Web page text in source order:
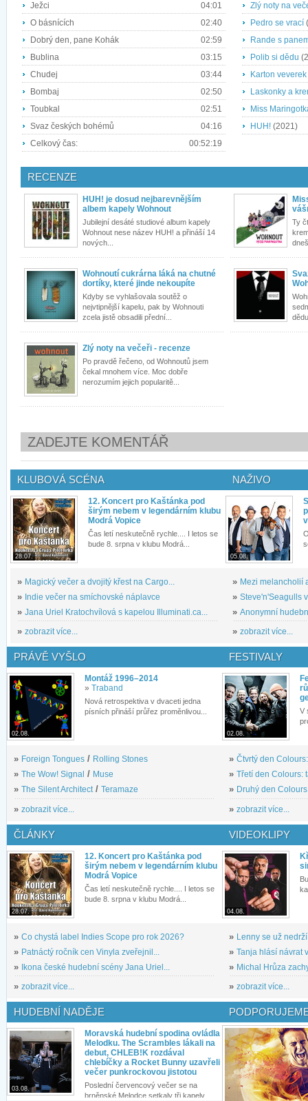
Ježci
04:01
O básnících
02:40
Dobrý den, pane Kohák
02:59
Bublina
03:15
Chudej
03:44
Bombaj
02:50
Toubkal
02:51
Svaz českých bohémů
04:16
Celkový čas:
00:52:19
Zlý noty na
Pedro se vrací
Rande s
Polib si dědu
Karton veverek
Laskonky a
Miss
HUH! (2021)
RECENZE
HUH! je dosud nejbarevnějším
albem kapely Wohnout
Jubilejní desáté studiové album kapely
Wohnout nese název HUH! a přináší 14
nových...
Ty
Wohnoutí cukrárna láká na chutné
dortíky, které jinde nekoupíte
Kdyby se vyhlašovala soutěž o
nejvtipnější kapelu, pak by Wohnouti
zcela jistě obsadili přední...
Zlý noty na večeři - recenze
Po pravdě řečeno, od Wohnoutů jsem
čekal mnohem více. Moc dobře
nerozumím jejich popularitě...
ZADEJTE KOMENTÁŘ
KLUBOVÁ SCÉNA
28.07.
12. Koncert pro Kaštánka pod
širým nebem v legendárním klubu
Modrá Vopice
Čas letí neskutečně rychle.... I letos se
bude 8. srpna v klubu Modrá...
» Magický večer a dvojitý křest na Cargo...
» Indie večer na smíchovské náplavce
» Jana Uriel Kratochvílová s kapelou Illuminati.ca...
» zobrazit více...
NAŽIVO
05.08.
» Mezi melancholií
» Steve'n'Seagulls
» Anonymní
» zobrazit více...
PRÁVĚ VYŠLO
02.08.
Montáž 1996–2014
» Traband
Nová retrospektiva v dvaceti jedna
písních přináší průřez proměnlivou...
» Foreign Tongues / Rolling Stones
» The Wow! Signal / Muse
» The Silent Architect/ Teramaze
» zobrazit více...
FESTIVALY
02.08.
V
» Čtvrtý den
» Třetí den Colours:
» Druhý den
» zobrazit více...
ČLÁNKY
28.07.
12. Koncert pro Kaštánka pod
širým nebem v legendárním klubu
Modrá Vopice
Čas letí neskutečně rychle.... I letos se
bude 8. srpna v klubu Modrá...
» Co chystá label Indies Scope pro rok 2026?
» Patnáctý ročník cen Vinyla zveřejnil...
» Ikona české hudební scény Jana Uriel...
» zobrazit více...
VIDEOKLIPY
04.08.
» Lenny se už
» Tanja hlásí návrat
» Michal Hrůza
» zobrazit více...
HUDEBNÍ NADĚJE
03.08.
Moravská hudební spodina ovládla
Melodku. The Scrambles lákali na
debut, CHLEB!K rozdával
chlebíčky a Rocket Bunny uzavřeli
večer punkrockovou jistotou
Poslední červencový večer se na
brněnské Melodce setkaly tři kapely...